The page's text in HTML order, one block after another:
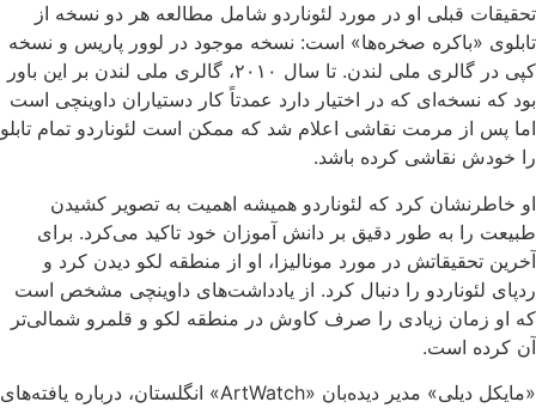
تحقیقات قبلی او در مورد لئوناردو شامل مطالعه هر دو نسخه از
تابلوی «باکره صخره‌ها» است: نسخه موجود در لوور پاریس و نسخه
کپی در گالری ملی لندن. تا سال ۲۰۱۰، گالری ملی لندن بر این باور
بود که نسخه‌ای که در اختیار دارد عمدتاً کار دستیاران داوینچی است
اما پس از مرمت نقاشی اعلام شد که ممکن است لئوناردو تمام تابلو
را خودش نقاشی کرده باشد.
او خاطرنشان کرد که لئوناردو همیشه اهمیت به تصویر کشیدن
طبیعت را به طور دقیق بر دانش آموزان خود تاکید می‌کرد. برای
آخرین تحقیقاتش در مورد مونالیزا، او از منطقه لکو دیدن کرد و
ردپای لئوناردو را دنبال کرد. از یادداشت‌های داوینچی مشخص است
که او زمان زیادی را صرف کاوش در منطقه لکو و قلمرو شمالی‌تر
آن کرده است.
«مایکل دیلی» مدیر دیده‌بان «ArtWatch» انگلستان، درباره یافته‌های